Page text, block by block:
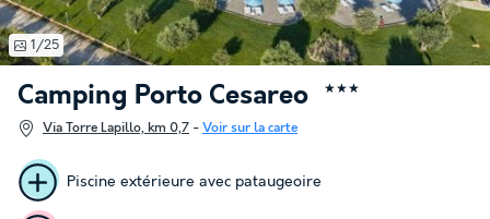
Camping Porto Cesareo ★★★
Via Torre Lapillo, km 0,7 - Voir sur la carte
1/25
Piscine extérieure avec pataugeoire